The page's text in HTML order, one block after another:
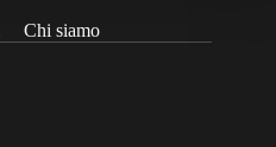
Chi siamo